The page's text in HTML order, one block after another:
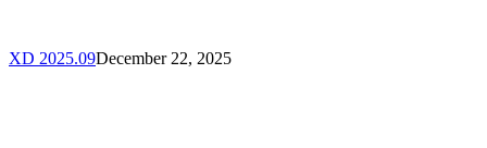
XD 2025.09December 22, 2025